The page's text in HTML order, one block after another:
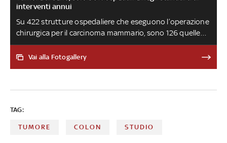
interventi annui
Su 422 strutture ospedaliere che eseguono l’operazione
chirurgica per il carcinoma mammario, sono 126 quelle
che raggiungono il numero minimo. Tuttavia sul fronte
del trattamento di questa neoplasia il nostro Paese
Unit
Vai alla Fotogallery
TAG:
TUMORE COLON STUDIO